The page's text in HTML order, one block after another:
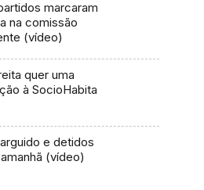
marcaram
na comissão
(vídeo)
quer uma
à SocioHabita
e detidos
(vídeo)